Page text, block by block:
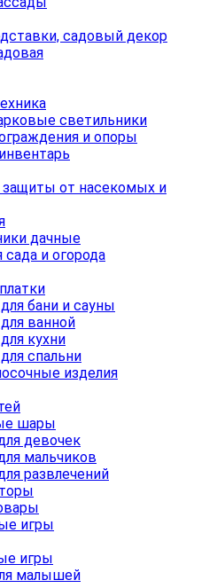
садовый декор
светильники
и опоры
защиты от насекомых и
дачные
и огорода
бани и сауны
ванной
кухни
спальни
изделия
шары
девочек
мальчиков
развлечений
игры
игры
малышей